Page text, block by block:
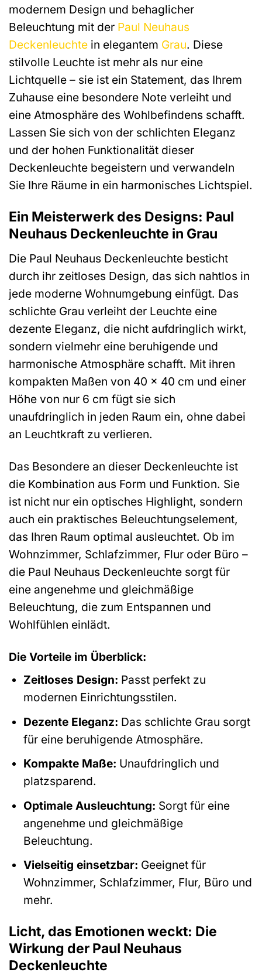
modernem Design und behaglicher
Beleuchtung mit der Paul Neuhaus
Deckenleuchte in elegantem Grau. Diese
stilvolle Leuchte ist mehr als nur eine
Lichtquelle – sie ist ein Statement, das Ihrem
Zuhause eine besondere Note verleiht und
eine Atmosphäre des Wohlbefindens schafft.
Lassen Sie sich von der schlichten Eleganz
und der hohen Funktionalität dieser
Deckenleuchte begeistern und verwandeln
Sie Ihre Räume in ein harmonisches Lichtspiel.
Ein Meisterwerk des Designs: Paul
Neuhaus Deckenleuchte in Grau
Die Paul Neuhaus Deckenleuchte besticht
durch ihr zeitloses Design, das sich nahtlos in
jede moderne Wohnumgebung einfügt. Das
schlichte Grau verleiht der Leuchte eine
dezente Eleganz, die nicht aufdringlich wirkt,
sondern vielmehr eine beruhigende und
harmonische Atmosphäre schafft. Mit ihren
kompakten Maßen von 40 x 40 cm und einer
Höhe von nur 6 cm fügt sie sich
unaufdringlich in jeden Raum ein, ohne dabei
an Leuchtkraft zu verlieren.
Das Besondere an dieser Deckenleuchte ist
die Kombination aus Form und Funktion. Sie
ist nicht nur ein optisches Highlight, sondern
auch ein praktisches Beleuchtungselement,
das Ihren Raum optimal ausleuchtet. Ob im
Wohnzimmer, Schlafzimmer, Flur oder Büro –
die Paul Neuhaus Deckenleuchte sorgt für
eine angenehme und gleichmäßige
Beleuchtung, die zum Entspannen und
Wohlfühlen einlädt.
Die Vorteile im Überblick:
Zeitloses Design: Passt perfekt zu
modernen Einrichtungsstilen.
Dezente Eleganz: Das schlichte Grau sorgt
für eine beruhigende Atmosphäre.
Kompakte Maße: Unaufdringlich und
platzsparend.
Optimale Ausleuchtung: Sorgt für eine
angenehme und gleichmäßige
Beleuchtung.
Vielseitig einsetzbar: Geeignet für
Wohnzimmer, Schlafzimmer, Flur, Büro und
mehr.
Licht, das Emotionen weckt: Die
Wirkung der Paul Neuhaus
Deckenleuchte